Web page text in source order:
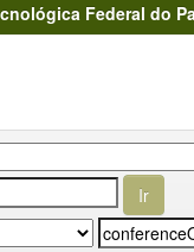
Federal do